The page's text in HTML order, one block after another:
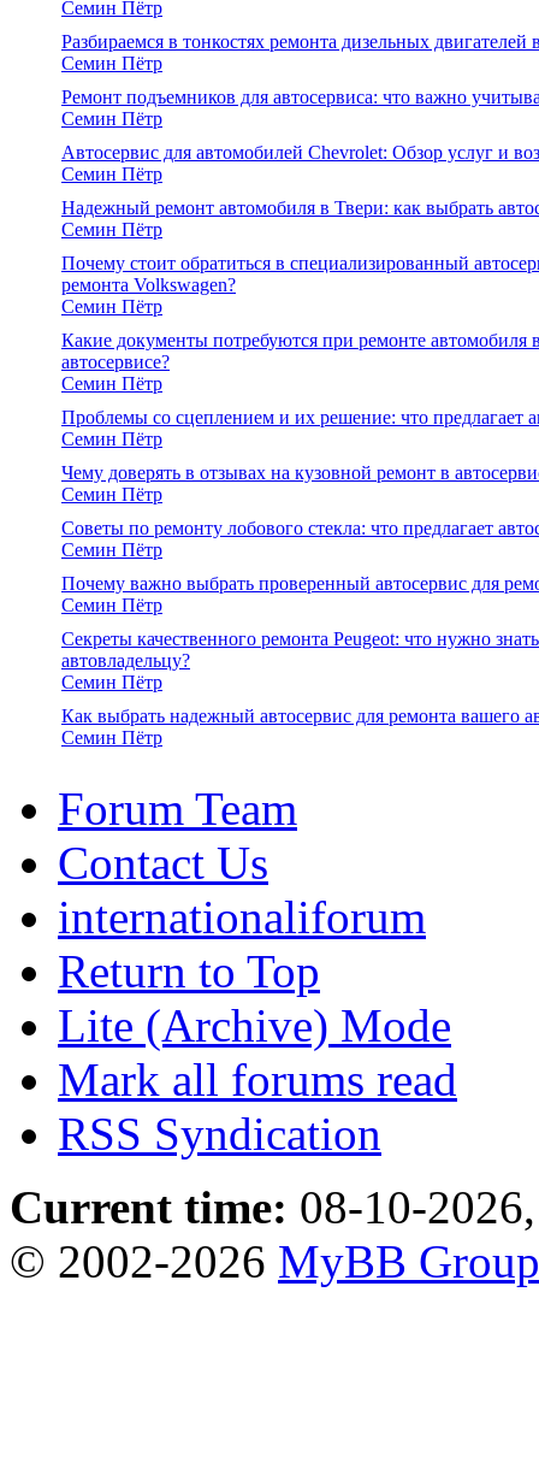
Семин Пётр
Разбираемся в тонкостях ремонта дизельных двигателей
Семин Пётр
Ремонт подъемников для автосервиса: что важно
Семин Пётр
Автосервис для автомобилей Chevrolet: Обзор услуг и
Семин Пётр
Надежный ремонт автомобиля в Твери: как выбрать
Семин Пётр
Почему стоит обратиться в специализированный
ремонта Volkswagen?
Семин Пётр
Какие документы потребуются при ремонте автомобиля
автосервисе?
Семин Пётр
Проблемы со сцеплением и их решение: что предлагает
Семин Пётр
Чему доверять в отзывах на кузовной ремонт в
Семин Пётр
Советы по ремонту лобового стекла: что предлагает
Семин Пётр
Почему важно выбрать проверенный автосервис для
Семин Пётр
Секреты качественного ремонта Peugeot: что нужно знать
автовладельцу?
Семин Пётр
Как выбрать надежный автосервис для ремонта вашего
Семин Пётр
Forum Team
Contact Us
internationaliforum
Return to Top
Lite (Archive) Mode
Mark all forums read
RSS Syndication
Current time: 08-10-
© 2002-2026 MyBB Group